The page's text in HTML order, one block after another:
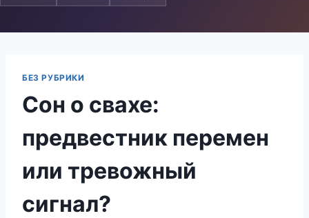
БЕЗ РУБРИКИ
Сон о свахе:
предвестник перемен
или тревожный
сигнал?